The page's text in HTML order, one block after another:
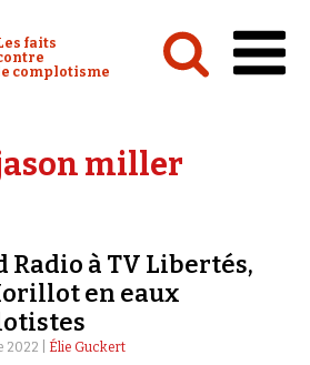
Watch :
faits
complotisme
de presse
miller
Radio à TV Libertés,
en eaux
2022 | Élie Guckert